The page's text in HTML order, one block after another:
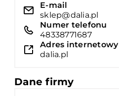
E-mail
sklep@dalia.pl
Numer telefonu
48338771687
Adres internetowy
dalia.pl
Dane firmy